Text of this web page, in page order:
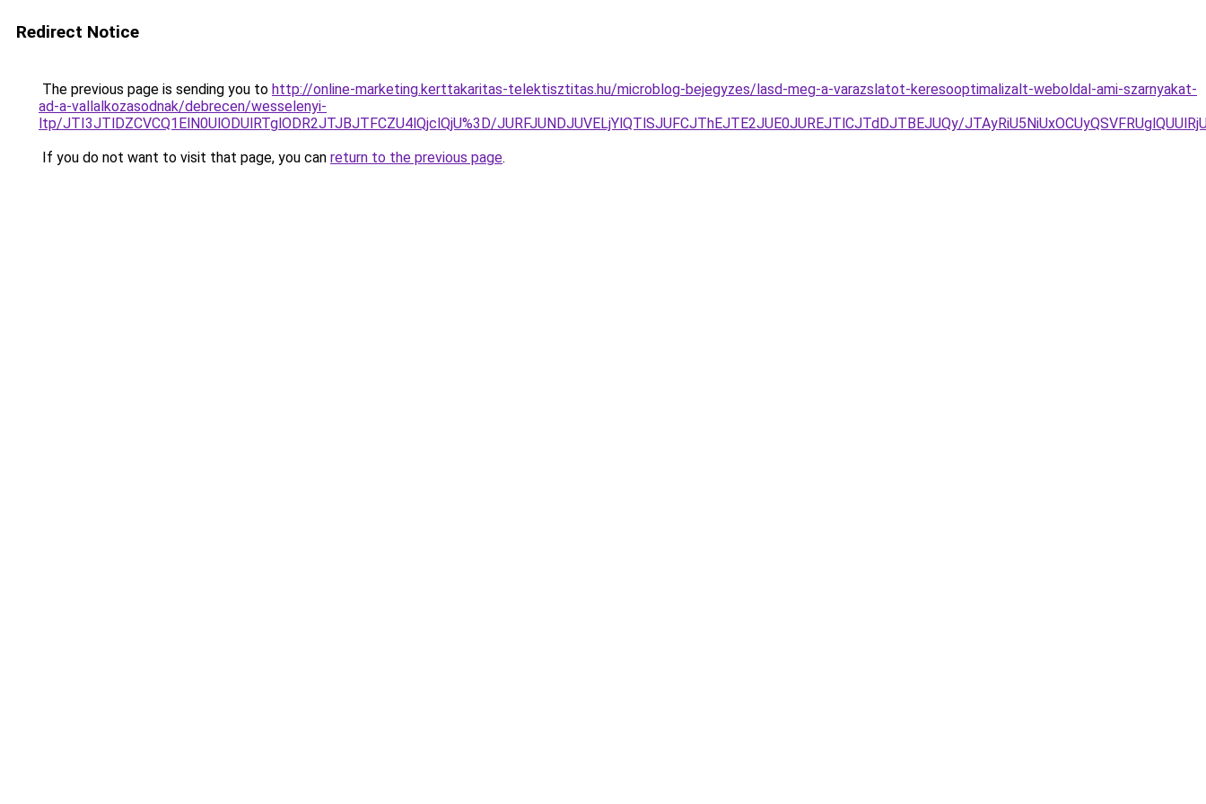
Redirect Notice
The previous page is sending you to http://online-marketing.kerttakaritas-telektisztitas.hu/microblog-bejegyzes/lasd-meg-a-varazslatot-keresooptimalizalt-weboldal-ami-szarnyakat-
ad-a-vallalkozasodnak/debrecen/wesselenyi-
ltp/JTI3JTlDZCVCQ1ElN0UlODUlRTglODR2JTJBJTFCZU4lQjclQjU%3D/JURFJUNDJUVELjYlQTlSJUFCJThEJTE2JUE0JUREJTlCJTdDJTBEJUQy/
If you do not want to visit that page, you can return to the previous page.